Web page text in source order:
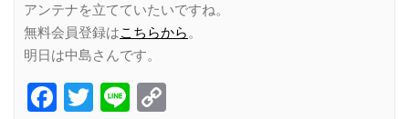
アンテナを立てていたいですね。
無料会員登録はこちらから。
明日は中島さんです。
Facebook
Twitter
Line